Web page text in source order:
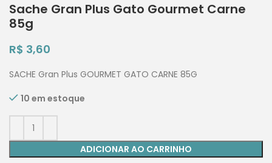
Sache Gran Plus Gato Gourmet Carne
85g
R$ 3,60
SACHE Gran Plus GOURMET GATO CARNE 85G
10 em estoque
ADICIONAR AO CARRINHO